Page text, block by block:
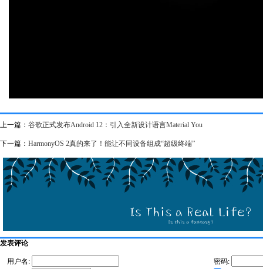
上一篇： 谷歌正式发布Android 12：引入全新设计语言Material You
下一篇： HarmonyOS 2真的来了！能让不同设备组成“超级终端”
发表评论
用户名:
密码: